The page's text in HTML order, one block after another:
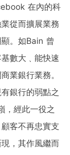
在內的科
從而擴展業務
。如Bain 曾
數大﹑能快速
業銀行業務。
銀行的弱點之
，經此一役之
客不再忠實支
，其作風繼而